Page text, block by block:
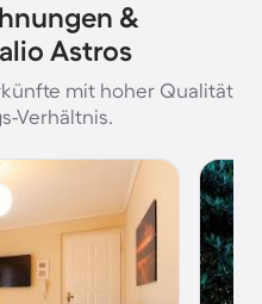
&
Astros
mit hoher Qualität
Verhältnis.